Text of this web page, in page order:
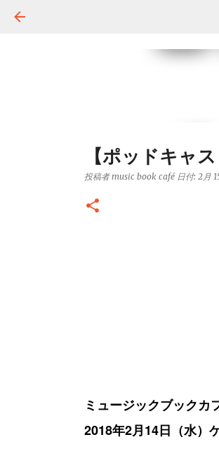
【ポッドキャ
投稿者music book café 日付: 2月
ミュージックブックカ
2018年2月14日（水）